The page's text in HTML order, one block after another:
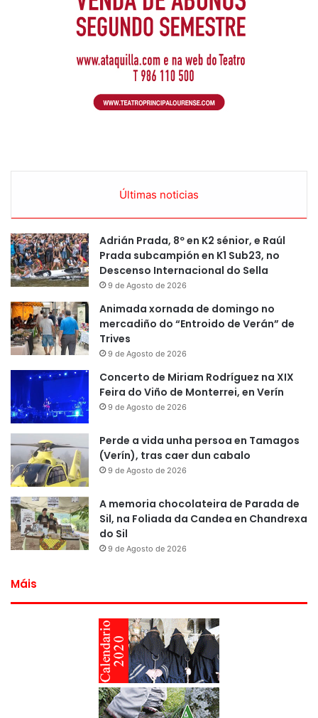
Últimas noticias
Adrián Prada, 8º en K2 sénior, e Raúl
Prada subcampión en K1 Sub23, no
Descenso Internacional do Sella
9 de Agosto de 2026
Animada xornada de domingo no
mercadiño do “Entroido de Verán” de
Trives
9 de Agosto de 2026
Concerto de Miriam Rodríguez na XIX
Feira do Viño de Monterrei, en Verín
9 de Agosto de 2026
Perde a vida unha persoa en Tamagos
(Verín), tras caer dun cabalo
9 de Agosto de 2026
A memoria chocolateira de Parada de
Sil, na Foliada da Candea en Chandrexa
do Sil
9 de Agosto de 2026
Máis